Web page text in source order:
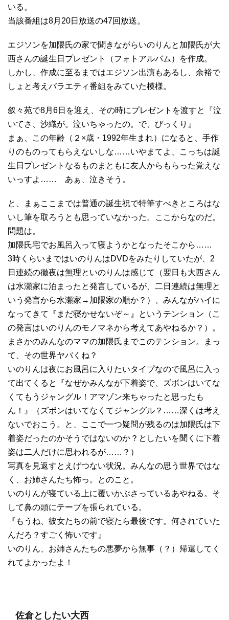
いる。
当該番組は8月20日放送の47回放送。
エジソンを加隈氏の家で聞きながらいのりんと加隈氏が大
西さんの誕生日プレゼント（フォトアルバム）を作成。
しかし、作成に至るまではエジソン出演もあるし、余裕で
しょと考えバラエティ番組をみていた模様。
叙々苑で8月6日を迎え、その時にプレゼントを渡すと『泣
いてさ、沙織が。泣いちゃったの。で、びっくり』
まぁ、この年齢（２×歳・1992年生まれ）になると、手作
りのものってもらえないしな……いやまてよ、こっちは誕
生日プレゼントなるものまともに友人からもらった覚えな
いっすよ…… あぁ、泣きそう。
と、まぁここまでは普通の誕生祝で特筆すべきところはな
いし筆を取ろうとも思っていなかった。ここからなのだ。
問題は。
加隈氏宅でお風呂入って寝ようかとなったそこから……
3時くらいまではいのりんはDVDをみたりしていたが、2
日連続の徹夜は無理といのりんは感じて（翌日も大西さん
は水瀬家に泊まったと発言しているが、二日連続は無理と
いう発言から水瀬家→加隈家の順か？）、みんながハイに
なってきて『まだ寝かせないぞ～』というテンション（こ
の発言はいのりんのモノマネから考えてあやねるか？）。
まさかのみんなのママの加隈氏までこのテンション。まっ
て、その世界ヤバくね？
いのりんは夜にお風呂に入りたいタイプなので風呂に入っ
て出てくると『なぜかみんなが下着姿で、ズボンはいてな
くてもうジャングル！アマゾン来ちゃったと思ったも
ん！』（ズボンはいてなくてジャングル？……深くは考え
ないでおこう。と、ここで一つ疑問が残るのは加隈氏は下
着姿だったのかそうではないのか？としたいを聞くに下着
姿は二人だけに思われるが……？）
写真を見返すとえげつない状況。みんなの思う世界ではな
く、お姉さんたち怖っ。とのこと。
いのりんが寝ている上に覆いかぶさっているあやねる。そ
して鼻の頭にテープを張られている。
『もうね、彼女たちの前で寝たら最後です。何されていた
んだろ？すごく怖いです』
いのりん、お姉さんたちの悪夢から無事（？）帰還してく
れてよかったよ！
佐倉としたい大西